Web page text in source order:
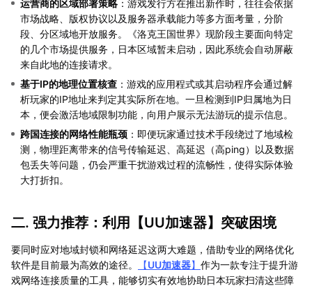
运营商的区域部署策略 ：游戏发行方在推出新作时，往往会依据
市场战略、版权协议以及服务器承载能力等多方面考量，分阶
段、分区域地开放服务。《洛克王国世界》现阶段主要面向特定
的几个市场提供服务，日本区域暂未启动，因此系统会自动屏蔽
来自此地的连接请求。
基于IP的地理位置核查 ：游戏的应用程式或其启动程序会通过解
析玩家的IP地址来判定其实际所在地。一旦检测到IP归属地为日
本，便会激活地域限制功能，向用户展示无法游玩的提示信息。
跨国连接的网络性能瓶颈 ：即便玩家通过技术手段绕过了地域检
测，物理距离带来的信号传输延迟、高延迟（高ping）以及数据
包丢失等问题，仍会严重干扰游戏过程的流畅性，使得实际体验
大打折扣。
二. 强力推荐：利用【UU加速器】突破困境
要同时应对地域封锁和网络延迟这两大难题，借助专业的网络优化
软件是目前最为高效的途径。
【UU加速器】 作为一款专注于提升游
戏网络连接质量的工具，能够切实有效地协助日本玩家扫清这些障